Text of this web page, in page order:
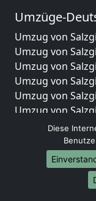
Umzüge-
Umzug von
Umzug von
Umzug von
Umzug von
Umzug von
Umzug von
Umzug von
Umzug von
Umzug von
Umzug von
Umzug von
Diese